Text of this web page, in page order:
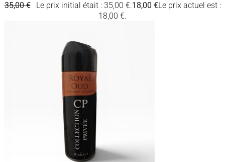
35,00€ Le prix initial était : 35,00 €.18,00 €Le prix actuel est :
18,00 €.